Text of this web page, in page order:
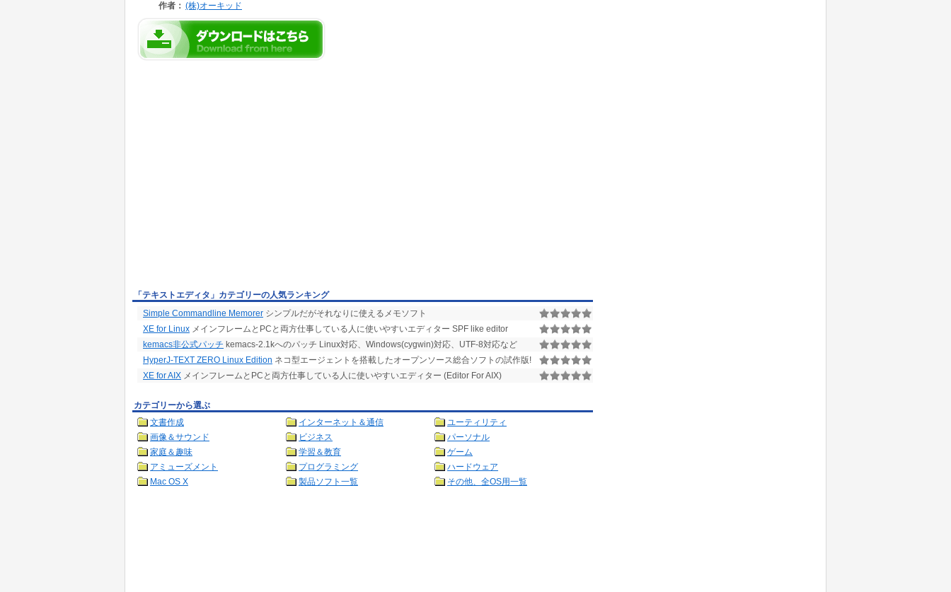
作者： (株)オーキッド
「テキストエディタ」カテゴリーの人気ランキング
Simple Commandline Memorer シンプルだがそれなりに使えるメモソフト
XE for Linux メインフレームとPCと両方仕事している人に使いやすいエディター SPF like editor
kemacs非公式パッチ kemacs-2.1kへのパッチ Linux対応、Windows(cygwin)対応、UTF-8対応など
HyperJ-TEXT ZERO Linux Edition ネコ型エージェントを搭載したオープンソース総合ソフトの試作版!
XE for AIX メインフレームとPCと両方仕事している人に使いやすいエディター (Editor For AIX)
カテゴリーから選ぶ
文書作成
インターネット＆通信
ユーティリティ
画像＆サウンド
ビジネス
パーソナル
家庭＆趣味
学習＆教育
ゲーム
アミューズメント
プログラミング
ハードウェア
Mac OS X
製品ソフト一覧 その他、全OS用一覧